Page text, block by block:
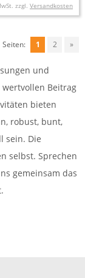
zzgl. Versandkosten
Seiten: 1 2 »
und
Beitrag
bieten
robust, bunt,
sein. Die
selbst. Sprechen
gemeinsam das